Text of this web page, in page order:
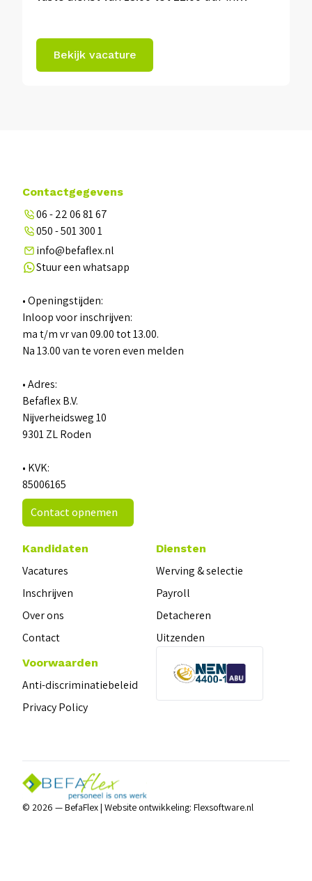
binnen handbereik en collega’s die je kent.
Zo zorgen we samen dat alle goederen op
Bekijk vacature
Contactgegevens
06 - 22 06 81 67
050 - 501 300 1
info@befaflex.nl
Stuur een whatsapp
• Openingstijden:
Inloop voor inschrijven:
ma t/m vr van 09.00 tot 13.00.
Na 13.00 van te voren even melden
• Adres:
Befaflex B.V.
Nijverheidsweg 10
9301 ZL Roden
• KVK:
85006165
Contact opnemen
Kandidaten
Vacatures
Inschrijven
Over ons
Contact
Diensten
Werving & selectie
Payroll
Detacheren
Uitzenden
Voorwaarden
Anti-discriminatiebeleid
Privacy Policy
© 2026 — BefaFlex | Website ontwikkeling: Flexsoftware.nl